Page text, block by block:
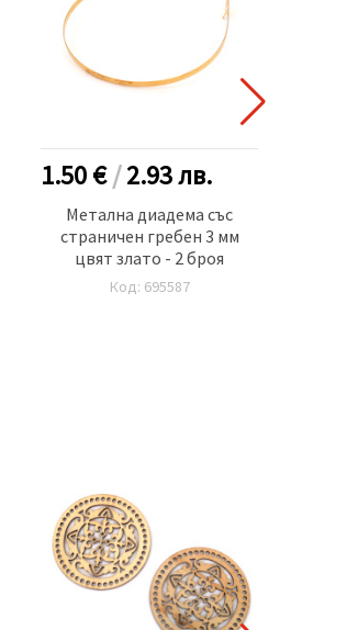
1.50 €/2.93лв.
Метална диадема със
страничен гребен 3 мм
цвят злато - 2 броя
Код: 695587